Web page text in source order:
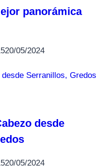
panorámica
20/05/2024
desde
20/05/2024